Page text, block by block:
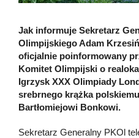
Jak informuje Sekretarz
Olimpijskiego Adam
oficjalnie poinformowany
Komitet Olimpijski o
Igrzysk XXX Olimpiady
srebrnego krążka
Bartłomiejowi Bonkowi.
Sekretarz Generalny PKOl